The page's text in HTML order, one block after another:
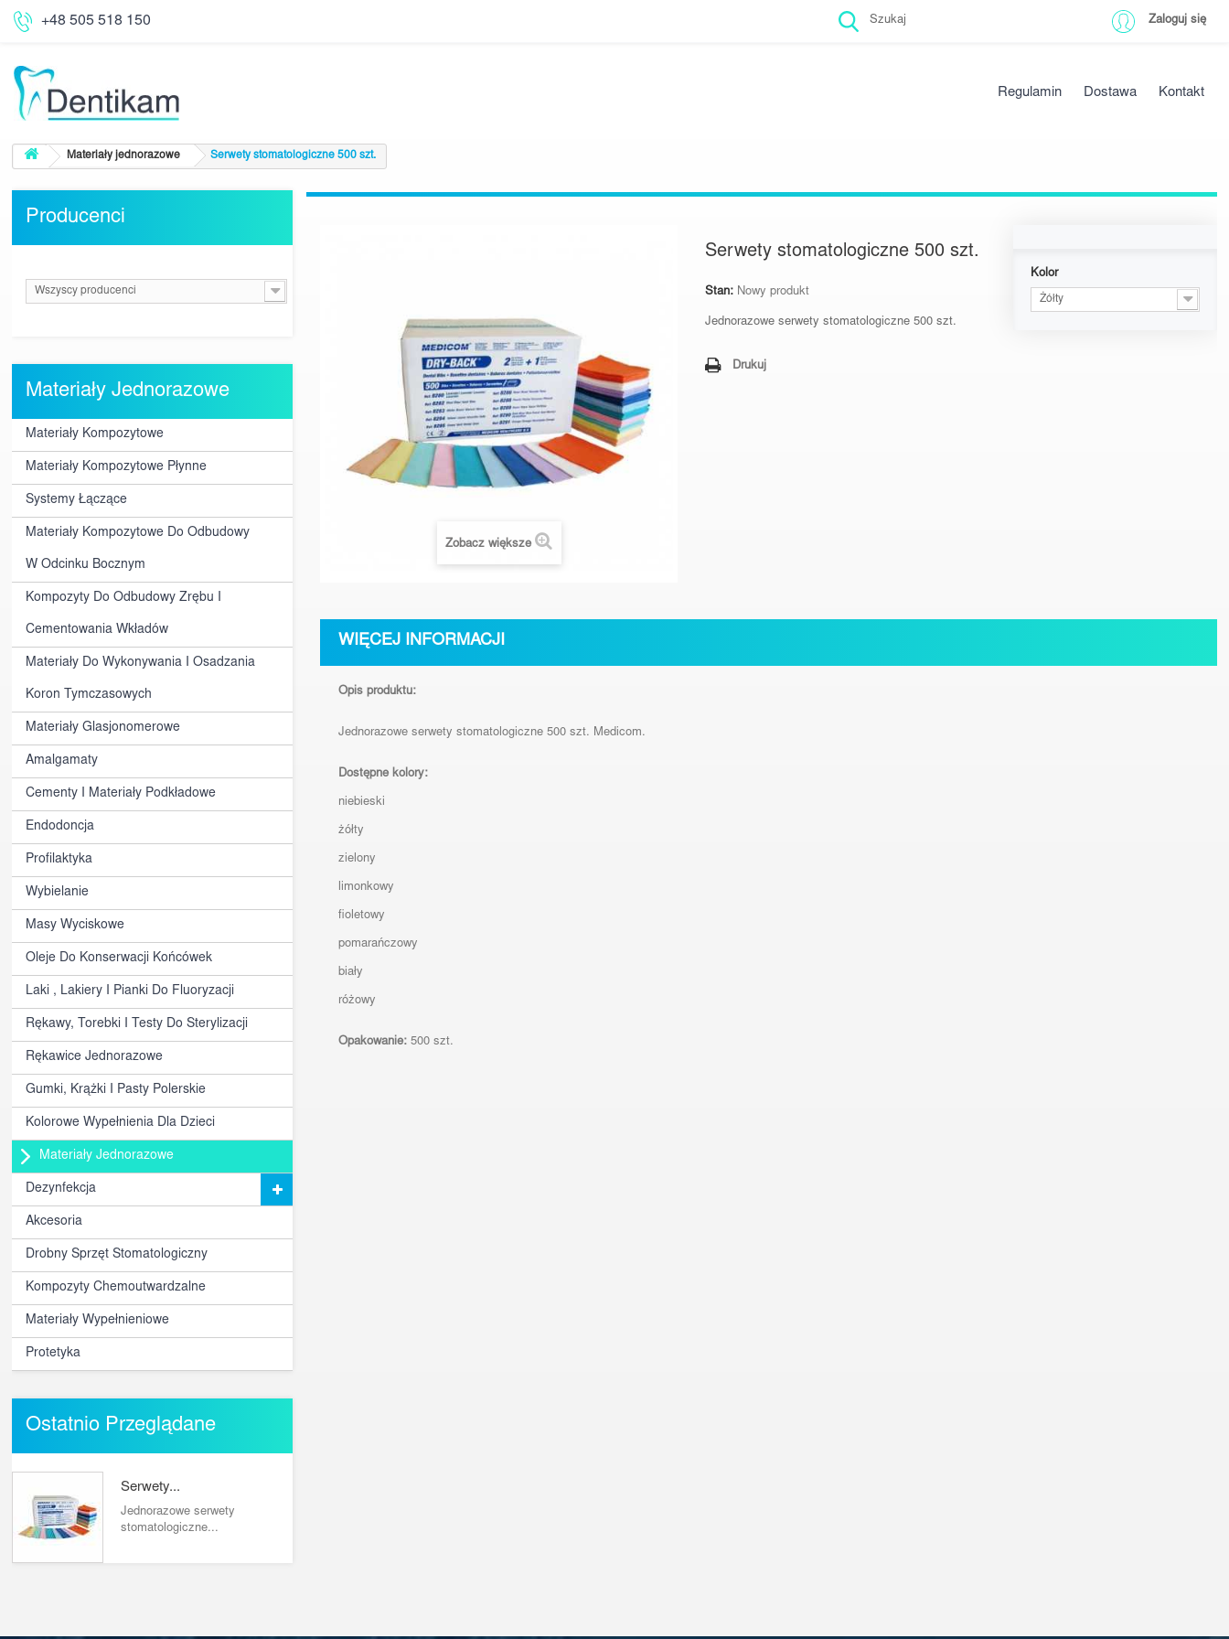
Zaloguj się
+48 505 518 150
Regulamin Dostawa Kontakt
Materiały jednorazowe Serwety stomatologiczne 500 szt.
Producenci
Wszyscy producenci
Materiały Jednorazowe
Materiały Kompozytowe
Materiały Kompozytowe Płynne
Systemy Łączące
Materiały Kompozytowe Do Odbudowy
W Odcinku Bocznym
Kompozyty Do Odbudowy Zrębu I
Cementowania Wkładów
Materiały Do Wykonywania I Osadzania
Koron Tymczasowych
Materiały Glasjonomerowe
Amalgamaty
Cementy I Materiały Podkładowe
Endodoncja
Profilaktyka
Wybielanie
Masy Wyciskowe
Oleje Do Konserwacji Końcówek
Laki , Lakiery I Pianki Do Fluoryzacji
Rękawy, Torebki I Testy Do Sterylizacji
Rękawice Jednorazowe
Gumki, Krążki I Pasty Polerskie
Kolorowe Wypełnienia Dla Dzieci
Materiały Jednorazowe
Dezynfekcja
Akcesoria
Drobny Sprzęt Stomatologiczny
Kompozyty Chemoutwardzalne
Materiały Wypełnieniowe
Protetyka
Ostatnio Przeglądane
Serwety...
Jednorazowe serwety
stomatologiczne...
Zobacz większe
Serwety stomatologiczne 500 szt.
Stan: Nowy produkt
Jednorazowe serwety stomatologiczne 500 szt.
Drukuj
Kolor
Żółty
WIĘCEJ INFORMACJI
Opis produktu:
Jednorazowe serwety stomatologiczne 500 szt. Medicom.
Dostępne kolory:
niebieski
żółty
zielony
limonkowy
fioletowy
pomarańczowy
biały
różowy
Opakowanie: 500 szt.